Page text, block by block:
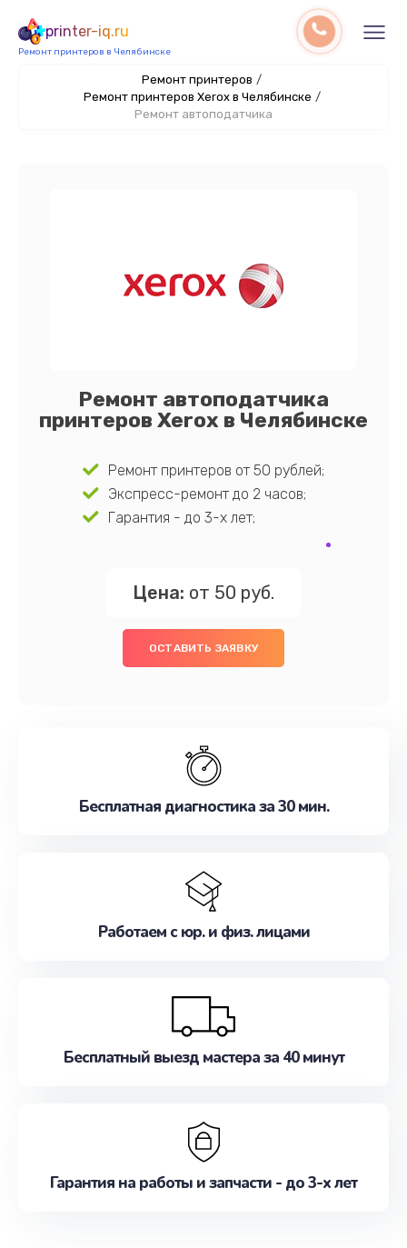
printer-iq.ru
Ремонт принтеров в Челябинске
Ремонт принтеров /
Ремонт принтеров Xerox в Челябинске /
Ремонт автоподатчика
Ремонт автоподатчика
принтеров Xerox в Челябинске
Ремонт принтеров от 50 рублей;
Экспресс-ремонт до 2 часов;
Гарантия - до 3-х лет;
Цена: от 50 руб.
ОСТАВИТЬ ЗАЯВКУ
Бесплатная диагностика за 30 мин.
Работаем с юр. и физ. лицами
Бесплатный выезд мастера за 40 минут
Гарантия на работы и запчасти - до 3-х лет